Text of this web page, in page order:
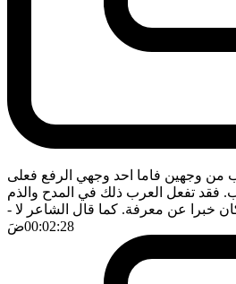
من وجهين فاما احد وجهي الرفع فعلى
فقد تفعل العرب ذلك في المدح والذم
خبرا عن معرفة. كما قال الشاعر لا -
00:02:28ضَ